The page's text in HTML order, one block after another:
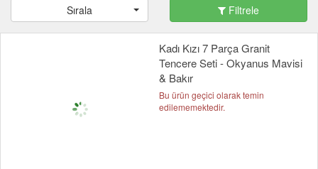
Sırala Filtrele
Kadı Kızı 7 Parça Granit
Tencere Seti - Okyanus Mavisi
& Bakır
Bu ürün geçici olarak temin
edilememektedir.